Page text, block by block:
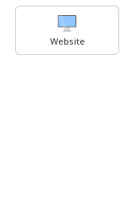
Website